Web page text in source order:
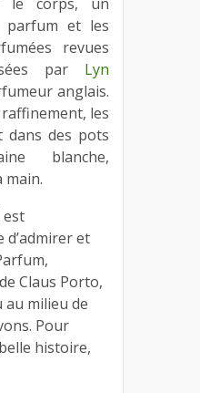
parfum et les
revues
par Lyn
anglais.
les
dans des pots
blanche,
main.
d’admirer et
Claus Porto,
milieu de
Pour
histoire,